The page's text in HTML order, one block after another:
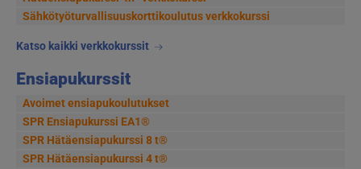
Sähkötyöturvallisuus­korttikoulutus verkkokurssi
Katso kaikki verkkokurssit
Ensiapukurssit
Avoimet ensiapukoulutukset
SPR Ensiapukurssi EA1®
SPR Hätäensiapukurssi 8 t®
SPR Hätäensiapukurssi 4 t®